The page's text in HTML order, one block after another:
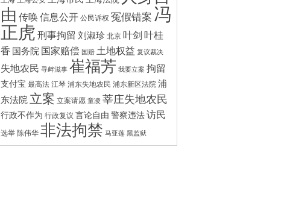
由 传唤信息公开 公民诉权 冤假错案 冯
正虎 刑事拘留 刘淑珍 北京 叶剑 叶桂
香 国务院 国家赔偿 国赔 土地权益 复议裁决
失地农民 寻衅滋事 崔福芳 我要立案 拘留
支付宝 最高法 江琴 浦东失地农民 浦东新区法院 浦
东法院 立案 立案请愿 童凌 莘庄失地农民
行政不作为 行政复议 言论自由 警察违法 访民
选举 陈伟华 非法拘禁 马亚莲 黑监狱